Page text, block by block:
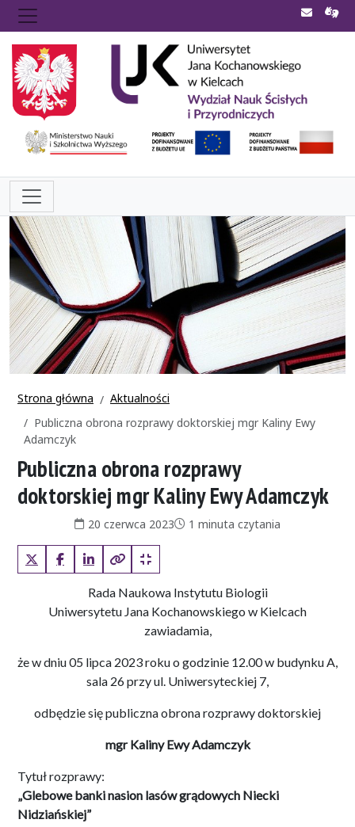
Strona główna
Aktualności
Publiczna obrona rozprawy doktorskiej mgr Kaliny Ewy
Adamczyk
Publiczna obrona rozprawy
doktorskiej mgr Kaliny Ewy Adamczyk
Data publikacji:
20 czerwca 2023Czas czytania:
1 minuta czytania
X (Twitter)FacebookLinkedInKopiuj pełny link
Kopiuj krótki link
Rada Naukowa Instytutu Biologii
Uniwersytetu Jana Kochanowskiego w Kielcach
zawiadamia,
że w dniu 05 lipca 2023 roku o godzinie 12.00 w budynku A,
sala 26 przy ul. Uniwersyteckiej 7,
odbędzie się publiczna obrona rozprawy doktorskiej
mgr Kaliny Ewy Adamczyk
Tytuł rozprawy:
„Glebowe banki nasion lasów grądowych Niecki
Nidziańskiej”